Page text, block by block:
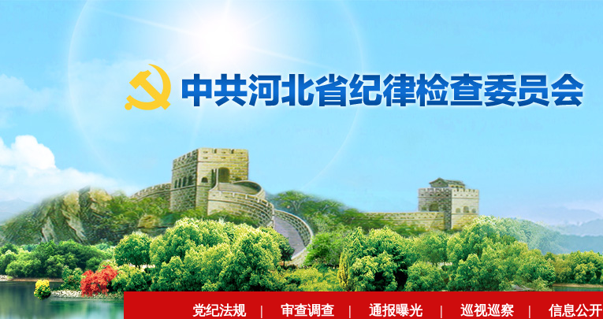
党纪法规 | 审查调查 | 通报曝光 | 巡视巡察 | 信息公开